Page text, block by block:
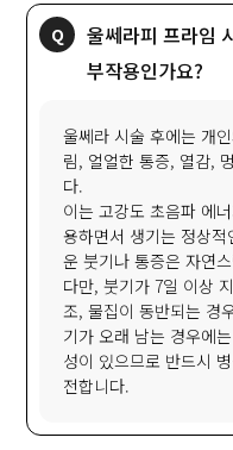
울쎄라피 프라임
부작용인가요?
울쎄라 시술 후에는 개
림, 얼얼한 통증, 열감,
다.
이는 고강도 초음파 에
용하면서 생기는 정상
운 붓기나 통증은 자연
다만, 붓기가 7일 이상
조, 물집이 동반되는 경
기가 오래 남는 경우에
성이 있으므로 반드시
전합니다.